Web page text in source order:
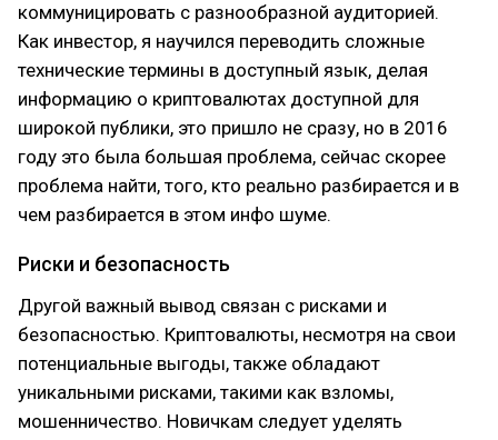
коммуницировать с разнообразной аудиторией.
Как инвестор, я научился переводить сложные
технические термины в доступный язык, делая
информацию о криптовалютах доступной для
широкой публики, это пришло не сразу, но в 2016
году это была большая проблема, сейчас скорее
проблема найти, того, кто реально разбирается и в
чем разбирается в этом инфо шуме.
Риски и безопасность
Другой важный вывод связан с рисками и
безопасностью. Криптовалюты, несмотря на свои
потенциальные выгоды, также обладают
уникальными рисками, такими как взломы,
мошенничество. Новичкам следует уделять